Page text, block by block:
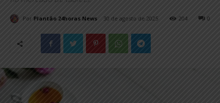
Por Plantão 24horas News 30 de agosto de 2025 0
204